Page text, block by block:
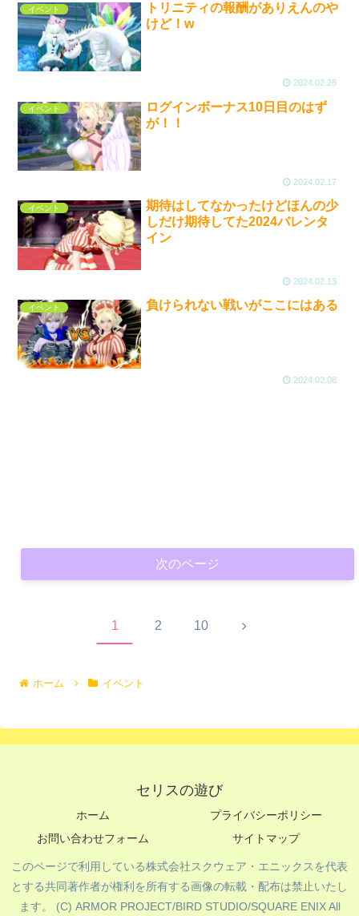
イベント
トリニティの報酬がありえんのや
けど！w
2024.02.28
イベント
ログインボーナス10日目のはず
が！！
2024.02.17
イベント
期待はしてなかったけどほんの少
しだけ期待してた2024バレンタ
イン
2024.02.13
イベント 負けられない戦いがここにはある
2024.02.08
次のページ
1 2 10 次
ホーム イベント
セリスの遊び
ホーム
プライバシーポリシー
お問い合わせフォーム
サイトマップ
このページで利用している株式会社スクウェア・エニックスを代表
とする共同著作者が権利を所有する画像の転載・配布は禁止いたし
ます。 (C) ARMOR PROJECT/BIRD STUDIO/SQUARE ENIX All